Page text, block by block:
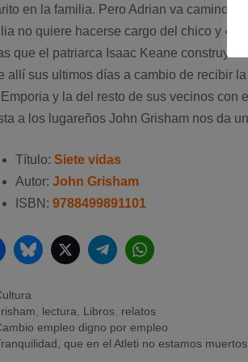
en la familia. Pero Adrian va camino
no quiere hacerse cargo del chico y
que el patriarca Isaac Keane construyó
allí­ sus ultimos dí­as a cambio de recibir
y la del resto de sus vecinos con
a los lugareños John Grisham nos da
Tí­tulo: Siete vidas
Autor: John Grisham
ISBN: 9788499891101
FacebookBluesky Twitter Telegram
lectura Libros, relatos
empleo digno por empleo
que en el Atleti no estamos muertos